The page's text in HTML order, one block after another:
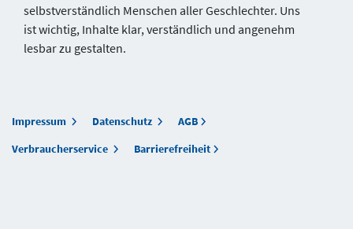
selbstverständlich Menschen aller Geschlechter. Uns
ist wichtig, Inhalte klar, verständlich und angenehm
lesbar zu gestalten.
Impressum Datenschutz
AGB
Verbraucherservice
Barrierefreiheit